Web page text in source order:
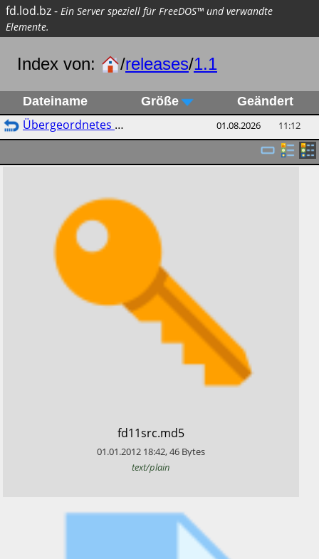
fd.lod.bz- Ein Server speziell für FreeDOS™ und verwandte
Elemente.
Index von: /releases/1.1
Dateiname Größe Geändert
Übergeordnetes Verzeichnis 01.08.2026 11:12
​fd11src.md5
01.01.2012 18:42,46 Bytes
text/plain